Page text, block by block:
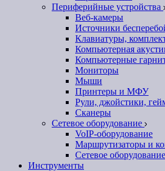
Периферийные устройства
Веб-камеры
Источники
Клавиатуры,
Компьютерная
Компьютерные
Мониторы
Мыши
Принтеры и МФУ
Рули, джойстики,
Сканеры
Сетевое оборудование
VoIP-оборудование
Маршрутизаторы и
Сетевое
Инструменты